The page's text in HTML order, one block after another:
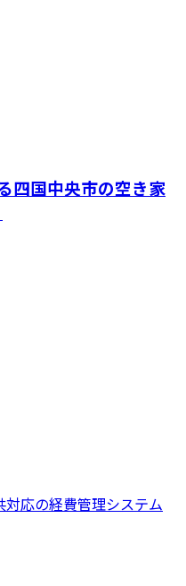
四国中央市の空き家
応の経費管理システム